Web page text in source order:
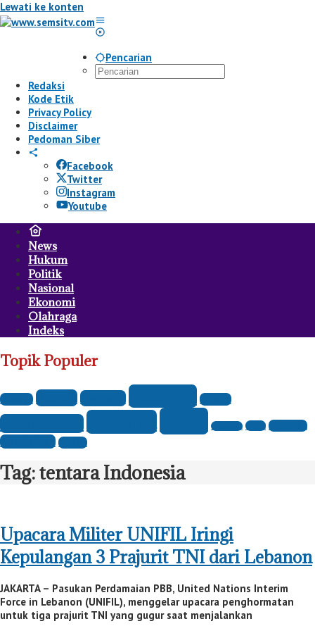
Lewati ke konten
Pencarian
Redaksi
Kode Etik
Privacy Policy
Disclaimer
Pedoman Siber
Facebook
Twitter
Instagram
Youtube
News
Hukum
Politik
Nasional
Ekonomi
Olahraga
Indeks
Topik Populer
Budaya DaerahEkonomiHeadline Hukum
InternationalNasionalNews Olahraga Opini Parlemen
Pendidikan Politik
Tag:tentara Indonesia
Upacara Militer UNIFIL Iringi
Kepulangan 3 Prajurit TNI dari Lebanon
JAKARTA – Pasukan Perdamaian PBB, United Nations Interim
Force in Lebanon (UNIFIL), menggelar upacara penghormatan
untuk tiga prajurit TNI yang gugur saat menjalankan